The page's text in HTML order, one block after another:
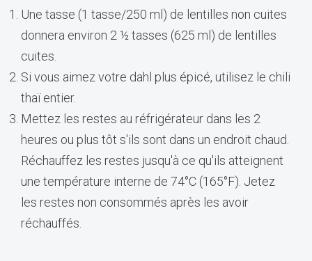
Une tasse (1 tasse/250 ml) de lentilles non cuites
donnera environ 2 ½ tasses (625 ml) de lentilles
cuites.
Si vous aimez votre dahl plus épicé, utilisez le chili
thaï entier.
Mettez les restes au réfrigérateur dans les 2
heures ou plus tôt s'ils sont dans un endroit chaud.
Réchauffez les restes jusqu'à ce qu'ils atteignent
une température interne de 74°C (165°F). Jetez
les restes non consommés après les avoir
réchauffés.